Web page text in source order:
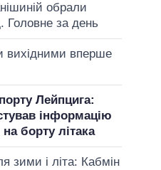
обрали
Головне за день
вихідними вперше
Лейпцига:
інформацію
борту літака
зими і літа: Кабмін